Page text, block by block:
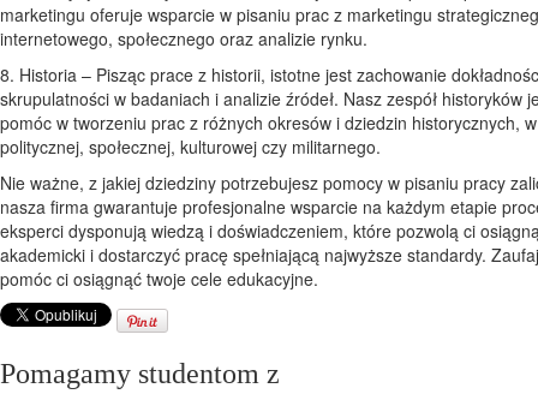
marketingu oferuje wsparcie w pisaniu prac z marketingu
internetowego, społecznego oraz analizie rynku.
8. Historia – Pisząc prace z historii, istotne jest zachowanie
skrupulatności w badaniach i analizie źródeł. Nasz zespół historyków
pomóc w tworzeniu prac z różnych okresów i dziedzin historycznych,
politycznej, społecznej, kulturowej czy militarnego.
Nie ważne, z jakiej dziedziny potrzebujesz pomocy w pisaniu pracy
nasza firma gwarantuje profesjonalne wsparcie na każdym etapie
eksperci dysponują wiedzą i doświadczeniem, które pozwolą ci
akademicki i dostarczyć pracę spełniającą najwyższe standardy.
pomóc ci osiągnąć twoje cele edukacyjne.
Pomagamy studentom z